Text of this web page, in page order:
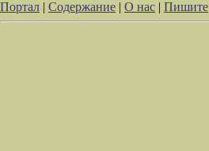
Портал | Содержание | О нас | Пишите